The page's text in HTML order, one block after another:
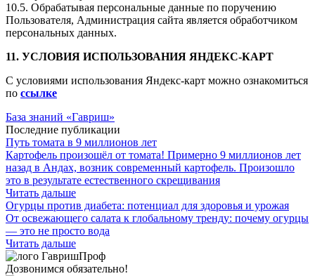
10.5. Обрабатывая персональные данные по поручению
Пользователя, Администрация сайта является обработчиком
персональных данных.
11. УСЛОВИЯ ИСПОЛЬЗОВАНИЯ ЯНДЕКС-КАРТ
С условиями использования Яндекс-карт можно ознакомиться
по ссылке
База знаний «Гавриш»
Последние публикации
Путь томата в 9 миллионов лет
Картофель произошёл от томата! Примерно 9 миллионов лет
назад в Андах, возник современный картофель. Произошло
это в результате естественного скрещивания
Читать дальше
Огурцы против диабета: потенциал для здоровья и урожая
От освежающего салата к глобальному тренду: почему огурцы
— это не просто вода
Читать дальше
Дозвонимся обязательно!